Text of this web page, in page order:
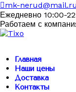
mk-nerud@mail.ru
Ежедневно 10:00-
Работаем с
Главная
Наши цены
Доставка
Контакты